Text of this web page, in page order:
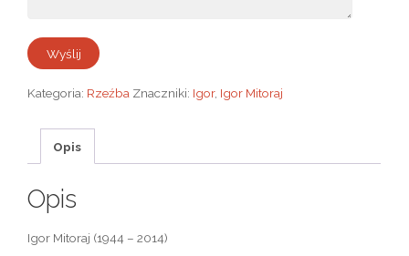
Kategoria: Rzeźba Znaczniki: Igor, Igor Mitoraj
Opis
Opis
Igor Mitoraj (1944 – 2014)